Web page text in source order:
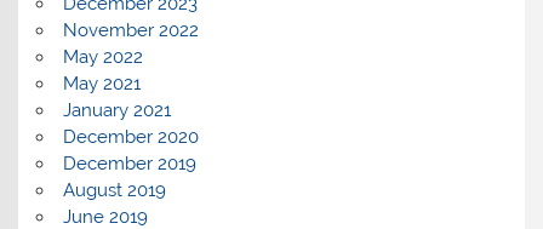
November 2022
May 2022
May 2021
January 2021
December 2020
December 2019
August 2019
June 2019